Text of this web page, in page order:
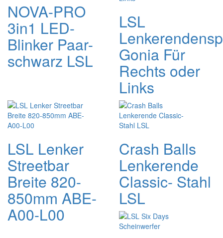
NOVA-PRO
3in1 LED-
Blinker Paar-
schwarz LSL
LSL
Gonia Für
Rechts oder
Links
LSL Lenker
Streetbar
Breite 820-
850mm ABE-
A00-L00
Crash Balls
Lenkerende
Classic- Stahl
LSL